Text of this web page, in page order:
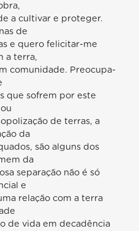
a cultivar e proteger.
de
e quero felicitar-me
a terra,
comunidade. Preocupa-
que sofrem por este
de terras, a
da
são alguns dos
da
separação não é só
e
relação com a terra
de vida em decadência